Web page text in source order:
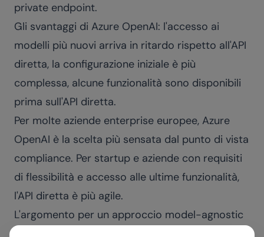
private endpoint.
Gli svantaggi di Azure OpenAI: l'accesso ai
modelli più nuovi arriva in ritardo rispetto all'API
diretta, la configurazione iniziale è più
complessa, alcune funzionalità sono disponibili
prima sull'API diretta.
Per molte aziende enterprise europee, Azure
OpenAI è la scelta più sensata dal punto di vista
compliance. Per startup e aziende con requisiti
di flessibilità e accesso alle ultime funzionalità,
l'API diretta è più agile.
L'argomento per un approccio model-agnostic